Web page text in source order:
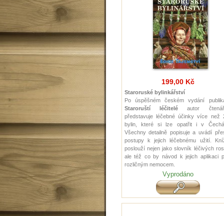
199,00 Kč
Staroruské bylinkářství
Po úspěšném českém vydání
Staroruští léčiteléautor
představuje léčebné účinky více než
bylin, které si lze opatřit i v
Všechny detailně popisuje a uvádí
postupy k jejich léčebnému užití.
poslouží nejen jako slovník léčivých
ale též co by návod k jejich aplikaci
rozličným nemocem.
Vyprodáno